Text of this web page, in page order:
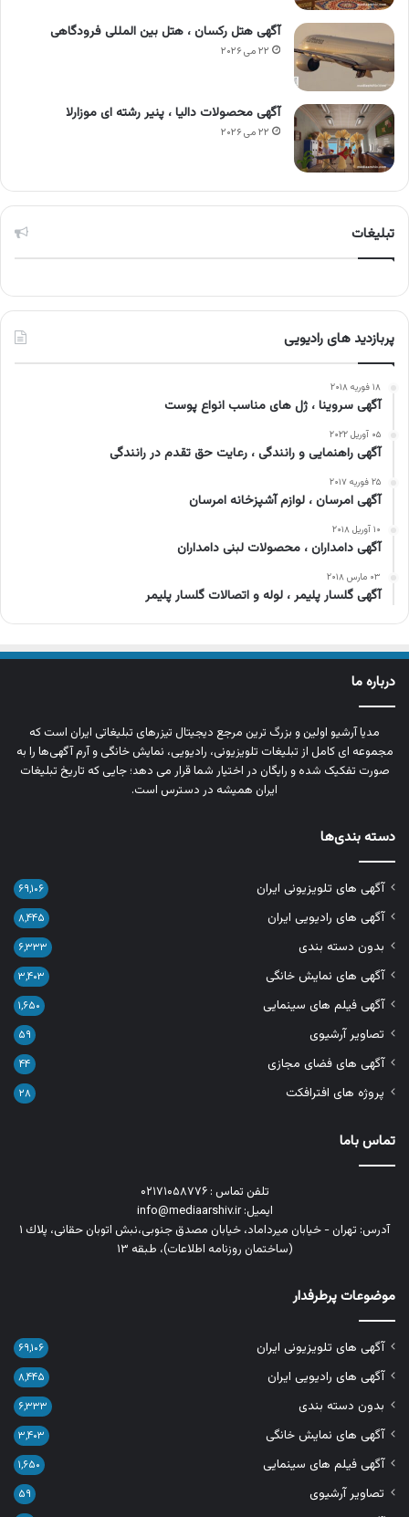
آگهی هتل رکسان ، هتل بین المللی فرودگاهی
۲۲ می ۲۰۲۶
آگهی محصولات دالیا ، پنیر رشته ای موزارلا
۲۲ می ۲۰۲۶
تبلیغات
پربازدید های رادیویی
۱۸ فوریه ۲۰۱۸
آگهی سروینا ، ژل های مناسب انواع پوست
۰۵ آوریل ۲۰۲۲
آگهی راهنمایی و رانندگی ، رعایت حق تقدم در رانندگی
۲۵ فوریه ۲۰۱۷
آگهی امرسان ، لوازم آشپزخانه امرسان
۱۰ آوریل ۲۰۱۸
آگهی دامداران ، محصولات لبنی دامداران
۰۳ مارس ۲۰۱۸
آگهی گلسار پلیمر ، لوله و اتصالات گلسار پلیمر
درباره ما
مدیا آرشیو اولین و بزرگ‌ ترین مرجع دیجیتال تیزرهای تبلیغاتی ایران است که
مجموعه‌ ای کامل از تبلیغات تلویزیونی، رادیویی، نمایش خانگی و آرم‌ آگهی‌ها را به‌
صورت تفکیک‌ شده و رایگان در اختیار شما قرار می‌ دهد؛ جایی که تاریخ تبلیغات
ایران همیشه در دسترس است.
دسته بندی‌ها
آگهی های تلویزیونی ایران ۶۹,۱۰۶
آگهی های رادیویی ایران ۸,۴۴۵
بدون دسته بندی ۶,۳۳۳
آگهی های نمایش خانگی ۳,۴۰۳
آگهی فیلم های سینمایی ۱,۶۵۰
تصاویر آرشیوی ۵۹
آگهی های فضای مجازی ۴۴
پروژه های افترافکت ۲۸
تماس باما
تلفن تماس : ۰۲۱۷۱۰۵۸۷۷۶
ایمیل: info@mediaarshiv.ir
آدرس: تهران - خیابان میرداماد، خیابان مصدق جنوبی،نبش اتوبان حقانی، پلاك ١
(ساختمان روزنامه اطلاعات)، طبقه ۱۳
موضوعات پرطرفدار
آگهی های تلویزیونی ایران ۶۹,۱۰۶
آگهی های رادیویی ایران ۸,۴۴۵
بدون دسته بندی ۶,۳۳۳
آگهی های نمایش خانگی ۳,۴۰۳
آگهی فیلم های سینمایی ۱,۶۵۰
تصاویر آرشیوی ۵۹